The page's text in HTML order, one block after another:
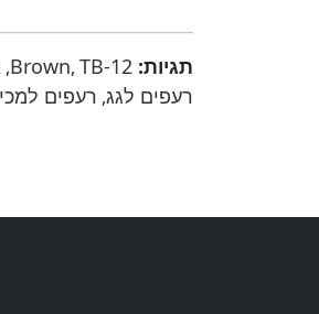
תגיות: Brown, TB-12
,
רעפים לגג, רעפים